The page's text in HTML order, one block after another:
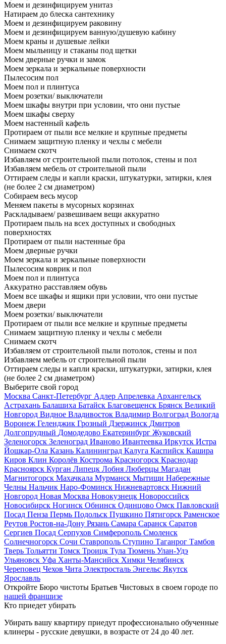
Моем и дезинфицируем унитаз
Натираем до блеска сантехнику
Моем и дезинфицируем раковину
Моем и дезинфицируем ванную/душевую кабину
Моем краны и душевые лейки
Моем мыльницу и стаканы под щетки
Моем дверные ручки и замок
Моем зеркала и зеркальные поверхности
Пылесосим пол
Моем пол и плинтуса
Моем розетки/ выключатели
Моем шкафы внутри при условии, что они пустые
Моем шкафы сверху
Моем настенный кафель
Протираем от пыли все мелкие и крупные предметы
Снимаем защитную пленку и чехлы с мебели
Снимаем скотч
Избавляем от строительной пыли потолок, стены и пол
Избавляем мебель от строительной пыли
Оттираем следы и капли краски, штукатурки, затирки, клея
(не более 2 см диаметром)
Собираем весь мусор
Меняем пакеты в мусорных корзинах
Раскладываем/ развешиваем вещи аккуратно
Протираем пыль на всех доступных и свободных
поверхностях
Протираем от пыли настенные бра
Моем дверные ручки
Моем зеркала и зеркальные поверхности
Пылесосим коврик и пол
Моем пол и плинтуса
Аккуратно расставляем обувь
Моем все шкафы и ящики при условии, что они пустые
Моем двери
Моем розетки/ выключатели
Протираем от пыли все мелкие и крупные предметы
Снимаем защитную пленку и чехлы с мебели
Снимаем скотч
Избавляем от строительной пыли потолок, стены и пол
Избавляем мебель от строительной пыли
Оттираем следы и капли краски, штукатурки, затирки, клея
(не более 2 см диаметром)
Выберите свой город
Москва Санкт-Петербург Адлер Апрелевка Архангельск
Астрахань Балашиха Батайск Благовещенск Брянск Великий
Новгород Видное Владивосток Владимир Волгоград Вологда
Воронеж Геленджик Грозный Дзержинск Дмитров
Долгопрудный Домодедово Екатеринбург Жуковский
Зеленогорск Зеленоград Иваново Ивантеевка Иркутск Истра
Йошкар-Ола Казань Калининград Калуга Каспийск Кашира
Киров Клин Королёв Кострома Красногорск Краснодар
Красноярск Курган Липецк Лобня Люберцы Магадан
Магнитогорск Махачкала Мурманск Мытищи Набережные
Челны Нальчик Наро-Фоминск Нижневартовск Нижний
Новгород Новая Москва Новокузнецк Новороссийск
Новосибирск Ногинск Обнинск Одинцово Омск Павловский
Посад Пенза Пермь Подольск Пушкино Пятигорск Раменское
Реутов Ростов-на-Дону Рязань Самара Саранск Саратов
Сергиев Посад Серпухов Симферополь Смоленск
Солнечногорск Сочи Ставрополь Ступино Таганрог Тамбов
Тверь Тольятти Томск Троицк Тула Тюмень Улан-Удэ
Ульяновск Уфа Ханты-Мансийск Химки Челябинск
Череповец Чехов Чита Электросталь Энгельс Якутск
Ярославль
Откройте Бюро чистоты Братьев Чистовых в своем городе по
нашей франшизе
Кто приедет убирать
Убирать вашу квартиру приедут профессионально обученные
клинеры - русские девушки, в возрасте от 24 до 40 лет.